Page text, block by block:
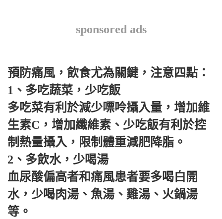
sponsored ads
預防痛風，飲食尤為關鍵，注意四點：
1、多吃蔬菜，少吃飯
多吃菜有利於減少嘌呤攝入量，增加維
生素C，增加纖維素、少吃飯有利於控
制熱量攝入，限制體重減肥降脂。
2、多飲水，少喝湯
血尿酸偏高者和痛風患者要多喝白開
水，少喝肉湯、魚湯、雞湯、火鍋湯
等。